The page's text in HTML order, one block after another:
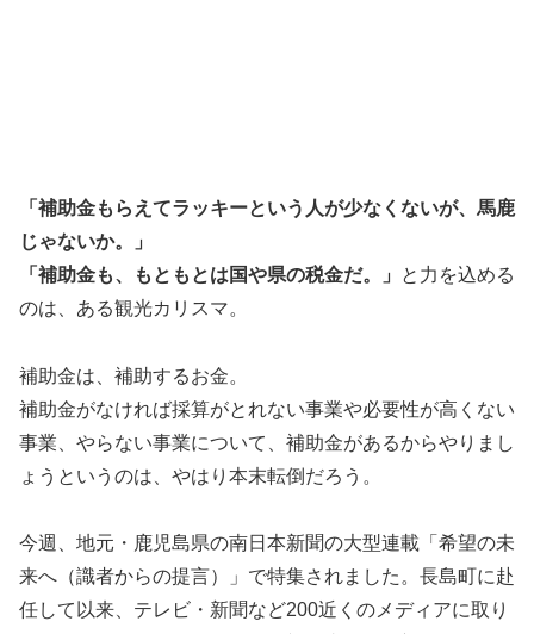
「補助金もらえてラッキーという人が少なくないが、馬鹿
じゃないか。」
「補助金も、もともとは国や県の税金だ。」
と力を込める
のは、ある観光カリスマ。
補助金は、補助するお金。
補助金がなければ採算がとれない事業や必要性が高くない
事業、やらない事業について、補助金があるからやりまし
ょうというのは、やはり本末転倒だろう。
今週、地元・鹿児島県の南日本新聞の大型連載「希望の未
来へ（識者からの提言）」で特集されました。長島町に赴
任して以来、テレビ・新聞など200近くのメディアに取り